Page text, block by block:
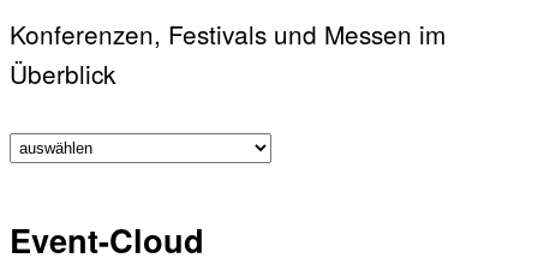
Konferenzen, Festivals und Messen im
Überblick
Event-Cloud